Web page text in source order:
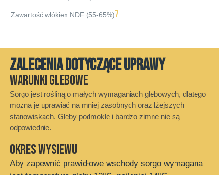
Zawartość włókien NDF (55-65%)7
ZALECENIA DOTYCZĄCE UPRAWY
Warunki glebowe
Sorgo jest rośliną o małych wymaganiach glebowych, dlatego
można je uprawiać na mniej zasobnych oraz lżejszych
stanowiskach. Gleby podmokłe i bardzo zimne nie są
odpowiednie.
Okres wysiewu
Aby zapewnić prawidłowe wschody sorgo wymagana